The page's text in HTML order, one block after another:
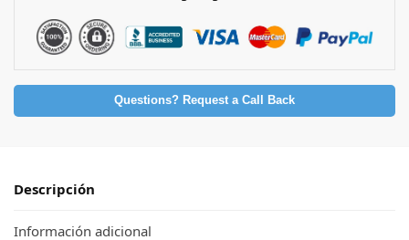
Questions? Request a Call Back
Descripción
Información adicional